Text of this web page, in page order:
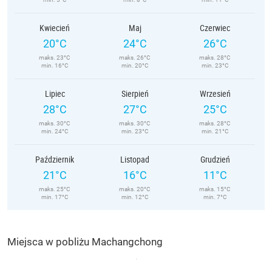
Kwiecień
20°C
maks. 23°C
min. 16°C
Maj
24°C
maks. 26°C
min. 20°C
Czerwiec
26°C
maks. 28°C
min. 23°C
Lipiec
28°C
maks. 30°C
min. 24°C
Sierpień
27°C
maks. 30°C
min. 23°C
Wrzesień
25°C
maks. 28°C
min. 21°C
Październik
21°C
maks. 25°C
min. 17°C
Listopad
16°C
maks. 20°C
min. 12°C
Grudzień
11°C
maks. 15°C
min. 7°C
Miejsca w pobliżu Machangchong